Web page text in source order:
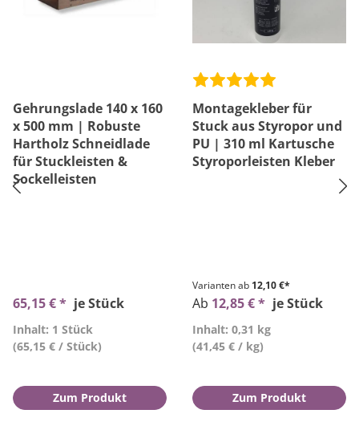
Gehrungslade 140 x 160
x 500 mm | Robuste
Hartholz Schneidlade
für Stuckleisten &
Sockelleisten
65,15 € * je Stück
Inhalt: 1 Stück
(65,15 € / Stück)
Zum Produkt
Montagekleber für
Stuck aus Styropor und
PU | 310 ml Kartusche
Styroporleisten Kleber
Varianten ab 12,10 €*
Ab 12,85 € * je Stück
Inhalt: 0,31 kg
(41,45 € / kg)
Zum Produkt